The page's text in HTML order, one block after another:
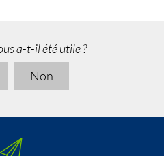
a-t-il été utile ?
Non